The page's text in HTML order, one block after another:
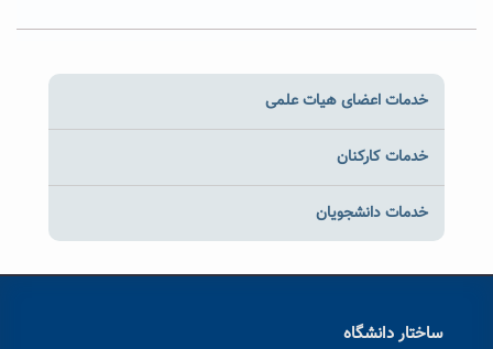
خدمات اعضای هیات علمی
خدمات کارکنان
خدمات دانشجویان
ساختار دانشگاه